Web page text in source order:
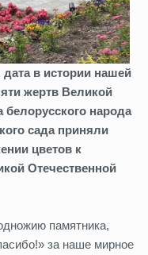
в истории нашей
жертв Великой
народа
сада приняли
цветов к
Отечественной
памятника,
за наше мирное